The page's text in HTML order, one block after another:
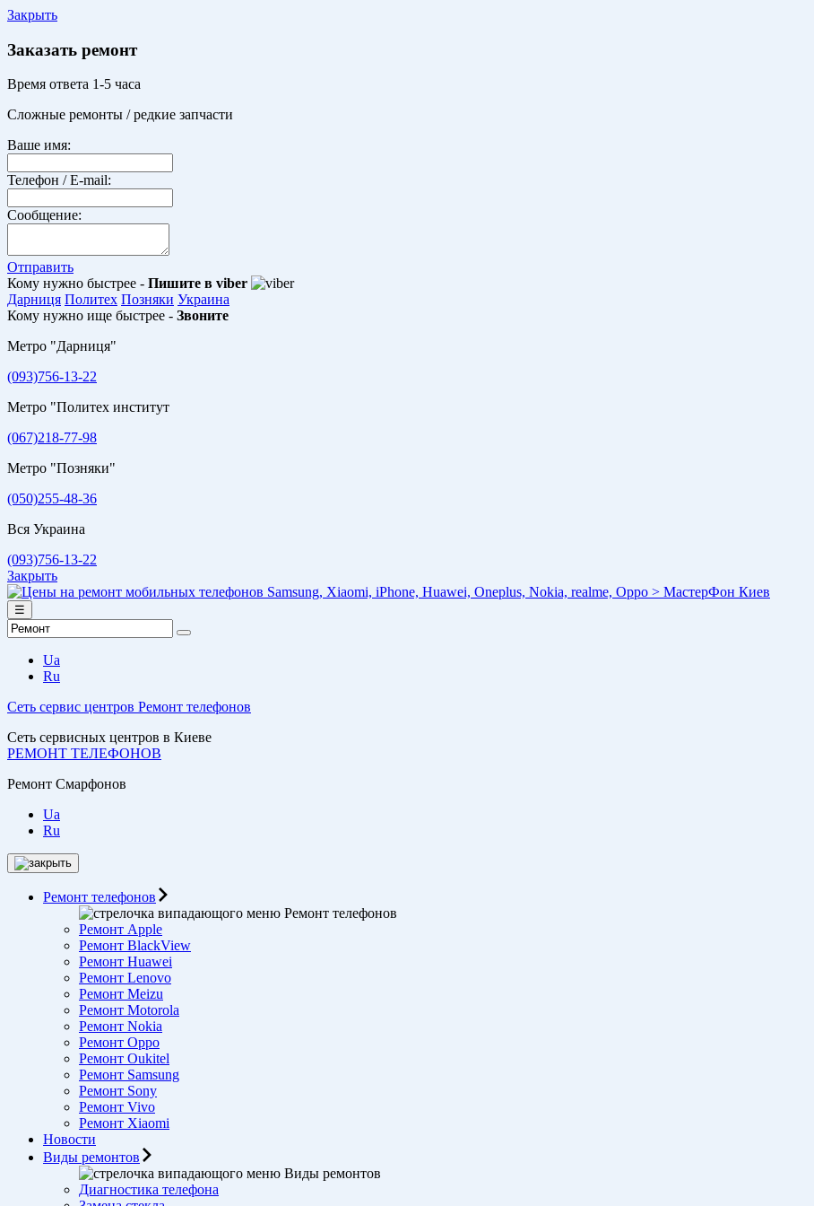
Закрыть
Заказать ремонт
Время ответа 1-5 часа
Сложные ремонты / редкие запчасти
Ваше имя:
Телефон / E-mail:
Сообщение:
Отправить
Кому нужно быстрее - Пишите в viber
Дарниця Политех Позняки Украина
Кому нужно ище быстрее - Звоните
Метро "Дарниця"
(093)756-13-22
Метро "Политех институт
(067)218-77-98
Метро "Позняки"
(050)255-48-36
Вся Украина
(093)756-13-22
Закрыть
☰
Ua
Ru
Сеть сервис центров Ремонт телефонов
Сеть сервисных центров в Киеве
РЕМОНТ ТЕЛЕФОНОВ
Ремонт Смарфонов
Ua
Ru
Ремонт телефонов
Ремонт телефонов
Ремонт Apple
Ремонт BlackView
Ремонт Huawei
Ремонт Lenovo
Ремонт Meizu
Ремонт Motorоla
Ремонт Nokia
Ремонт Oppo
Ремонт Oukitel
Ремонт Samsung
Ремонт Sony
Ремонт Vivo
Ремонт Xiaomi
Новости
Виды ремонтов
Виды ремонтов
Диагностика телефона